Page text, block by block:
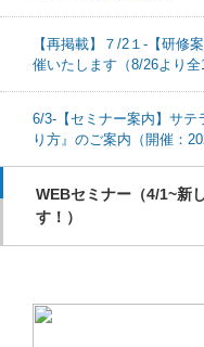
【再掲載】７/2１-【研修
催いたします（8/26より全
6/3-【セミナー案内】サ
り方』のご案内（開催：
WEBセミナー（4/1~新
す！）